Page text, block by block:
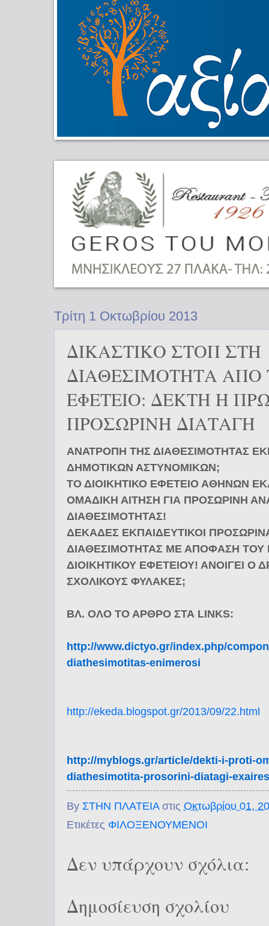
Τρίτη 1 Οκτωβρίου 2013
ΔΙΚΑΣΤΙΚΟ ΣΤΟΠ ΣΤΗ
ΔΙΑΘΕΣΙΜΟΤΗΤΑ ΑΠΟ
ΕΦΕΤΕΙΟ: ΔΕΚΤΗ Η
ΠΡΟΣΩΡΙΝΗ ΔΙΑΤΑΓΗ
ΑΝΑΤΡΟΠΗ ΤΗΣ ΔΙΑΘΕΣΙΜΟΤΗΤΑΣ
ΔΗΜΟΤΙΚΩΝ ΑΣΤΥΝΟΜΙΚΩΝ;
ΤΟ ΔΙΟΙΚΗΤΙΚΟ ΕΦΕΤΕΙΟ ΑΘΗΝΩΝ
ΟΜΑΔΙΚΗ ΑΙΤΗΣΗ ΓΙΑ ΠΡΟΣΩΡΙΝΗ
ΔΙΑΘΕΣΙΜΟΤΗΤΑΣ!
ΔΕΚΑΔΕΣ ΕΚΠΑΙΔΕΥΤΙΚΟΙ
ΔΙΑΘΕΣΙΜΟΤΗΤΑΣ ΜΕ ΑΠΟΦΑΣΗ
ΔΙΟΙΚΗΤΙΚΟΥ ΕΦΕΤΕΙΟΥ! ΑΝΟΙΓΕΙ Ο
ΣΧΟΛΙΚΟΥΣ ΦΥΛΑΚΕΣ;
ΒΛ. ΟΛΟ ΤΟ ΑΡΘΡΟ ΣΤΑ LINKS:
http://www.dictyo.gr/index.php/
diathesimotitas-enimerosi
http://ekeda.blogspot.gr/2013/09/22.html
http://myblogs.gr/article/dekti-i-proti-
diathesimotita-prosorini-diatagi-
By ΣΤΗΝ ΠΛΑΤΕΙΑ στις Οκτωβρίου 01,
Ετικέτες ΦΙΛΟΞΕΝΟΥΜΕΝΟΙ
Δεν υπάρχουν σχόλια:
Δημοσίευση σχολίου